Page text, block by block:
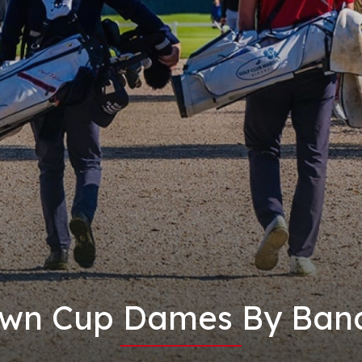
Cup Dames By